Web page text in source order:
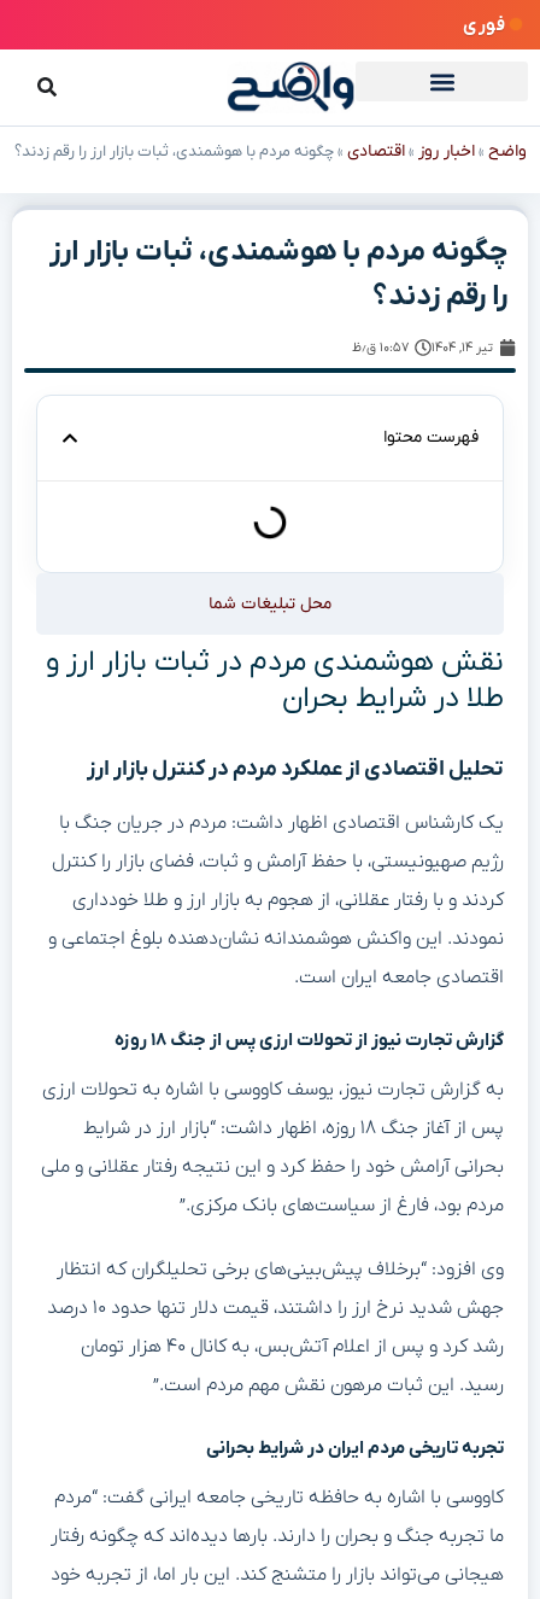
فوری
واضح »اخبار روز »اقتصادی »چگونه مردم با هوشمندی، ثبات بازار ارز را رقم زدند؟
چگونه مردم با هوشمندی، ثبات بازار ارز
را رقم زدند؟
تیر ۱۴, ۱۴۰۴ ۱۰:۵۷ ق٫ظ
فهرست محتوا
محل تبلیغات شما
نقش هوشمندی مردم در ثبات بازار ارز و
طلا در شرایط بحران
تحلیل اقتصادی از عملکرد مردم در کنترل بازار ارز
یک کارشناس اقتصادی اظهار داشت: مردم در جریان جنگ با
رژیم صهیونیستی، با حفظ آرامش و ثبات، فضای بازار را کنترل
کردند و با رفتار عقلانی، از هجوم به بازار ارز و طلا خودداری
نمودند. این واکنش هوشمندانه نشان‌دهنده بلوغ اجتماعی و
اقتصادی جامعه ایران است.
گزارش تجارت نیوز از تحولات ارزی پس از جنگ ۱۸ روزه
به گزارش تجارت نیوز، یوسف کاووسی با اشاره به تحولات ارزی
پس از آغاز جنگ ۱۸ روزه، اظهار داشت: “بازار ارز در شرایط
بحرانی آرامش خود را حفظ کرد و این نتیجه رفتار عقلانی و ملی
مردم بود، فارغ از سیاست‌های بانک مرکزی.”
وی افزود: “برخلاف پیش‌بینی‌های برخی تحلیلگران که انتظار
جهش شدید نرخ ارز را داشتند، قیمت دلار تنها حدود ۱۰ درصد
رشد کرد و پس از اعلام آتش‌بس، به کانال ۴۰ هزار تومان
رسید. این ثبات مرهون نقش مهم مردم است.”
تجربه تاریخی مردم ایران در شرایط بحرانی
کاووسی با اشاره به حافظه تاریخی جامعه ایرانی گفت: “مردم
ما تجربه جنگ و بحران را دارند. بارها دیده‌اند که چگونه رفتار
هیجانی می‌تواند بازار را متشنج کند. این بار اما، از تجربه خود